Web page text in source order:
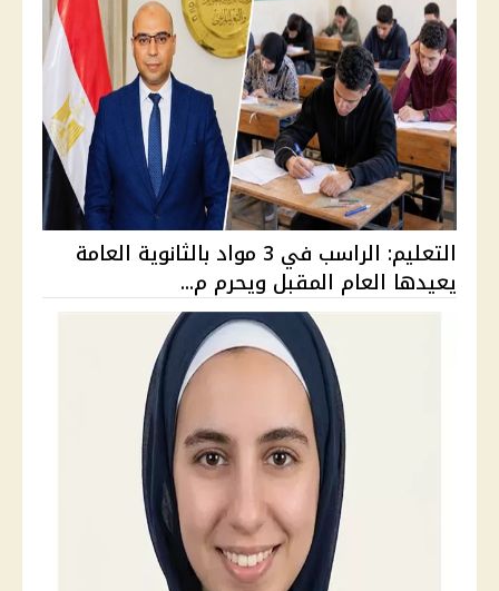
التعليم: الراسب في 3 مواد بالثانوية العامة
يعيدها العام المقبل ويحرم م...